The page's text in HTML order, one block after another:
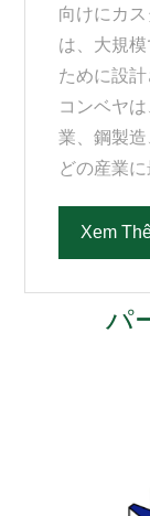
向けにカ
は、大規
ために設
コンベヤ
業、鋼製
どの産業
Xem
パ